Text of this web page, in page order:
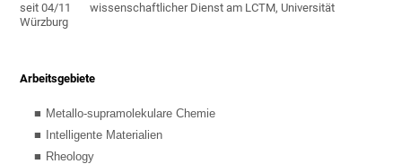
seit 04/11 wissenschaftlicher Dienst am LCTM, Universität
Würzburg
Arbeitsgebiete
Metallo-supramolekulare Chemie
Intelligente Materialien
Rheology